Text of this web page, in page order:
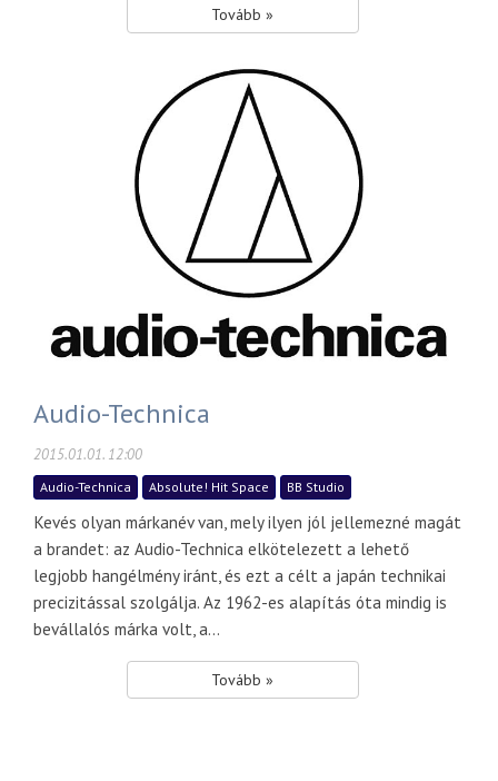
Tovább »
Audio-Technica
2015.01.01. 12:00
Audio-Technica Absolute! Hit Space BB Studio
Kevés olyan márkanév van, mely ilyen jól jellemezné magát
a brandet: az Audio-Technica elkötelezett a lehető
legjobb hangélmény iránt, és ezt a célt a japán technikai
precizitással szolgálja. Az 1962-es alapítás óta mindig is
bevállalós márka volt, a...
Tovább »